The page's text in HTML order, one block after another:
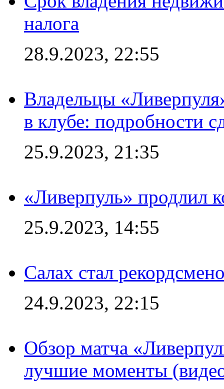
налога
28.9.2023, 22:55
Владельцы
в клубе: подробности
25.9.2023, 21:35
«Ливерпуль» продлил
25.9.2023, 14:55
Салах стал
24.9.2023, 22:15
Обзор матча
лучшие моменты